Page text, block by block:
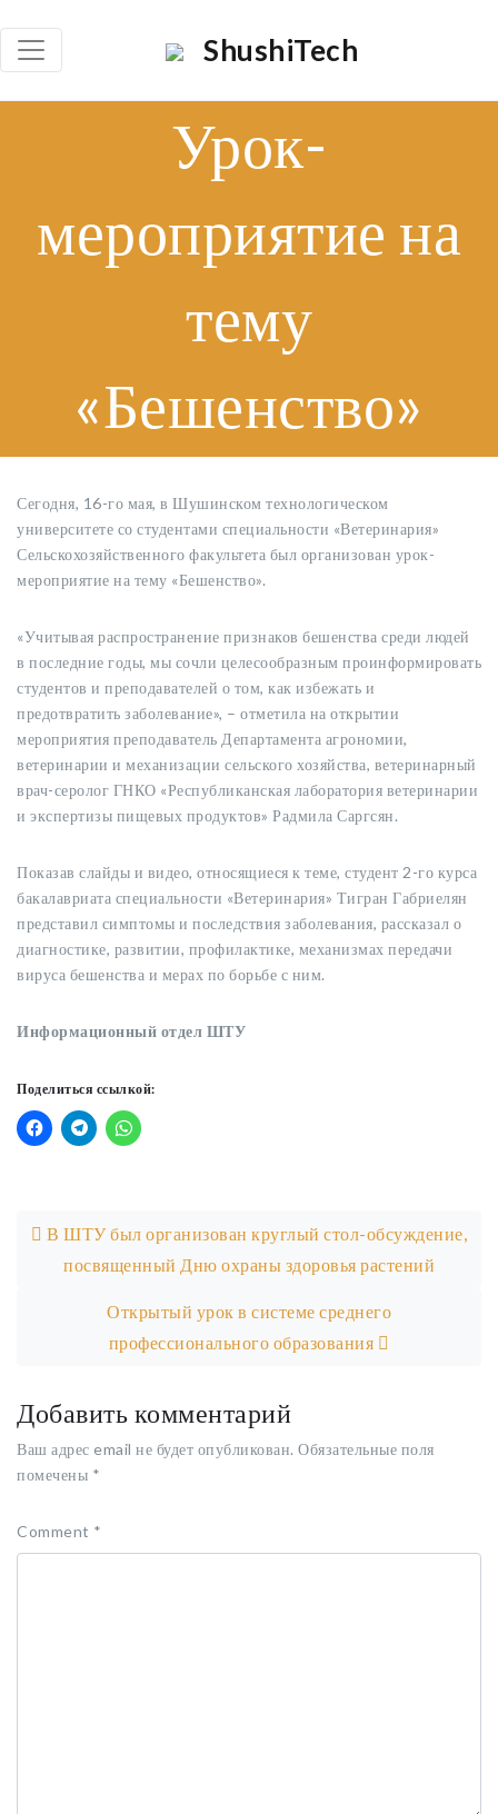
ShushiTech
Урок-
мероприятие на
тему
«Бешенство»
Сегодня, 16-го мая, в Шушинском технологическом
университете со студентами специальности «Ветеринария»
Сельскохозяйственного факультета был организован урок-
мероприятие на тему «Бешенство».
«Учитывая распространение признаков бешенства среди людей
в последние годы, мы сочли целесообразным проинформировать
студентов и преподавателей о том, как избежать и
предотвратить заболевание», – отметила на открытии
мероприятия преподаватель Департамента агрономии,
ветеринарии и механизации сельского хозяйства, ветеринарный
врач-серолог ГНКО «Республиканская лаборатория ветеринарии
и экспертизы пищевых продуктов» Радмила Саргсян.
Показав слайды и видео, относящиеся к теме, студент 2-го курса
бакалавриата специальности «Ветеринария» Тигран Габриелян
представил симптомы и последствия заболевания, рассказал о
диагностике, развитии, профилактике, механизмах передачи
вируса бешенства и мерах по борьбе с ним.
Информационный отдел ШТУ
Поделиться ссылкой:
В ШТУ был организован круглый стол-обсуждение,
посвященный Дню охраны здоровья растений
Открытый урок в системе среднего
профессионального образования
Добавить комментарий
Ваш адрес email не будет опубликован. Обязательные поля
помечены *
Comment *